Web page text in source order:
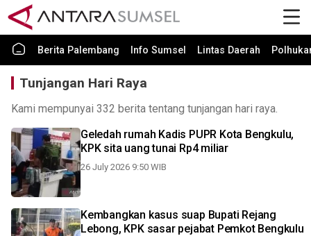
Berita Palembang Info Sumsel Lintas Daerah
Tunjangan Hari Raya
Kami mempunyai 332 berita tentang tunjangan hari raya.
Geledah rumah Kadis PUPR Kota Bengkulu,
KPK sita uang tunai Rp4 miliar
26 July 2026 9:50 WIB
Kembangkan kasus suap Bupati Rejang
Lebong, KPK sasar pejabat Pemkot Bengkulu